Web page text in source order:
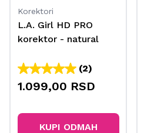
Korektori
L.A. Girl HD PRO
korektor - natural
(2)
1.099,00 RSD
KUPI ODMAH